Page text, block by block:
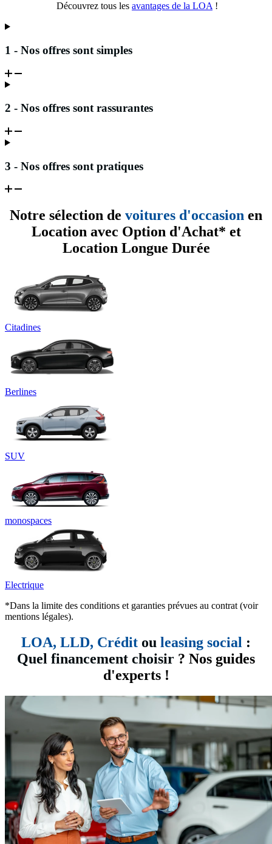
Découvrez tous les avantages de la LOA !
1 - Nos offres sont simples
2 - Nos offres sont rassurantes
3 - Nos offres sont pratiques
Notre sélection de voitures d'occasion en
Location avec Option d'Achat* et
Location Longue Durée
Citadines
Berlines
SUV
monospaces
Electrique
*Dans la limite des conditions et garanties prévues au contrat (voir
mentions légales).
LOA, LLD, Crédit ou leasing social :
Quel financement choisir ? Nos guides
d'experts !